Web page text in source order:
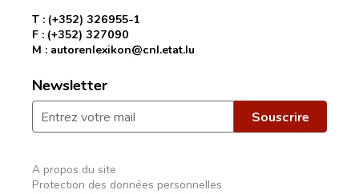
T : (+352) 326955-1
F : (+352) 327090
M : autorenlexikon@cnl.etat.lu
Newsletter
A propos du site
Protection des données personnelles